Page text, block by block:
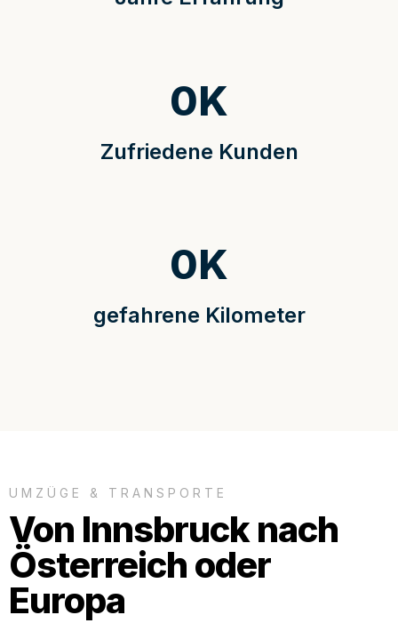
Zufriedene Kunden
0K
gefahrene Kilometer
0K
UMZÜGE & TRANSPORTE
Von Innsbruck nach
Österreich oder
Europa